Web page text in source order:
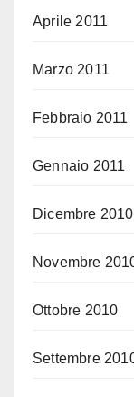
Aprile 2011
Marzo 2011
Febbraio 2011
Gennaio 2011
Dicembre 2010
Novembre
Ottobre 2010
Settembre